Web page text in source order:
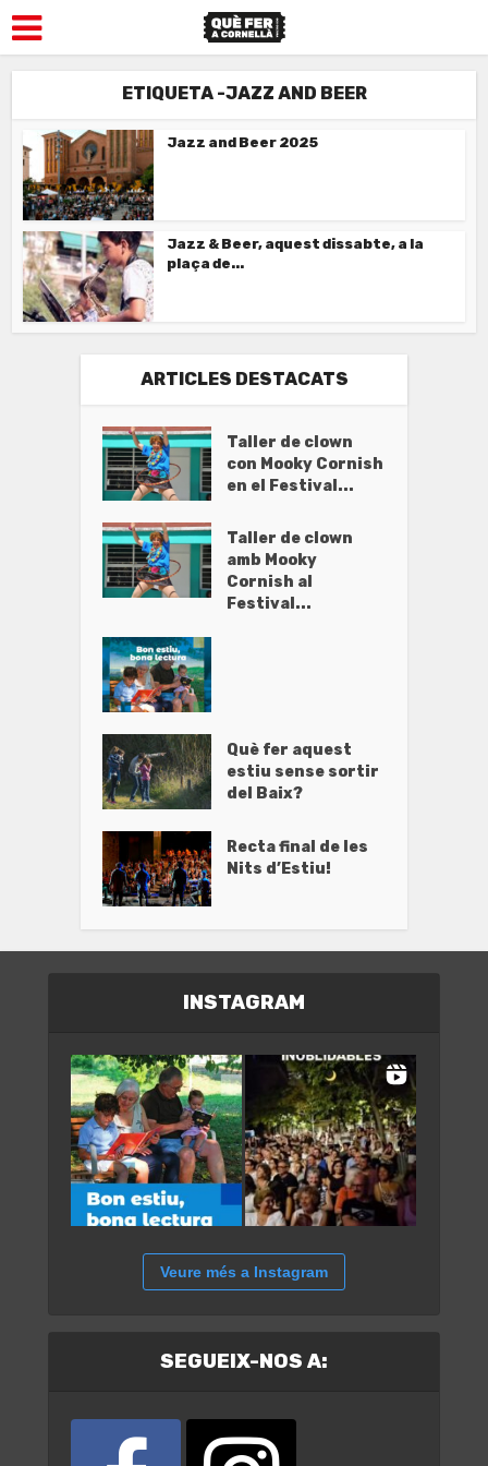
ETIQUETA -JAZZ AND BEER
Jazz and Beer 2025
Jazz & Beer, aquest dissabte, a la
plaça de...
ARTICLES DESTACATS
Taller de clown
con Mooky Cornish
en el Festival...
Taller de clown
amb Mooky
Cornish al
Festival...
Què fer aquest
estiu sense sortir
del Baix?
Recta final de les
Nits d’Estiu!
INSTAGRAM
Veure més a Instagram
SEGUEIX-NOS A: